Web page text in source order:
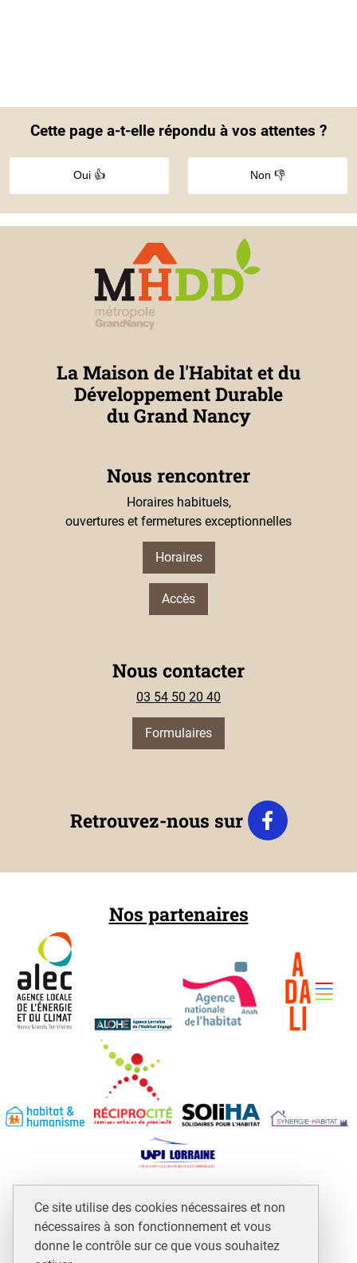
Ce site utilise des cookies nécessaires et non
nécessaires à son fonctionnement et vous
donne le contrôle sur ce que vous souhaitez
Cette page a-t-elle répondu à vos attentes ?
Oui 👍 Non 👎
La Maison de l'Habitat et du
Développement Durable
du Grand Nancy
Nous rencontrer
Horaires habituels,
ouvertures et fermetures exceptionnelles
Horaires
Accès
Nous contacter
03 54 50 20 40
Formulaires
Retrouvez-nous sur
Nos partenaires
Espace professionnels et assimilés
Mentions légales
Plan du site